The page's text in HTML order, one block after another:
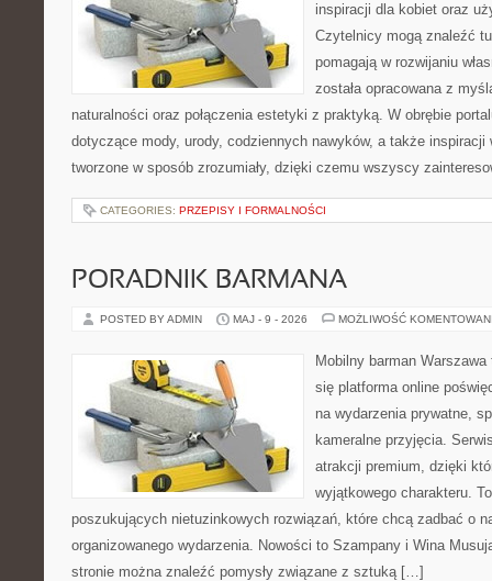
inspiracji dla kobiet oraz
Czytelnicy mogą znaleźć
pomagają w rozwijaniu
została opracowana z
naturalności oraz połączenia estetyki z praktyką. W obrębie
dotyczące mody, urody, codziennych nawyków, a także
tworzone w sposób zrozumiały, dzięki czemu wszyscy
CATEGORIES: PRZEPISY I FORMALNOŚCI
PORADNIK BARMANA
POSTED BY ADMIN MAJ - 9 - 2026 MOŻLIWOŚĆ
Mobilny barman
się platforma online
na wydarzenia prywatne,
kameralne przyjęcia.
atrakcji premium, dzięki
wyjątkowego charakteru.
poszukujących nietuzinkowych rozwiązań, które chcą zadbać o
organizowanego wydarzenia. Nowości to Szampany i Wina
stronie można znaleźć pomysły związane z sztuką […]